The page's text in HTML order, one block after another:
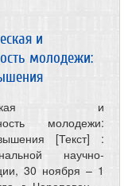
и
молодежи:
и
молодежи:
[Текст] :
научно-
30 ноября – 1